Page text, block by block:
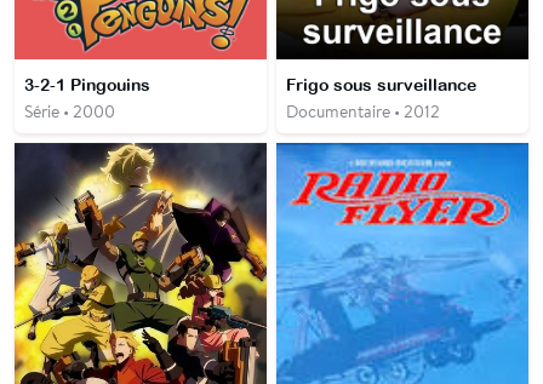
3-2-1 Pingouins
Série • 2000
Frigo sous surveillance
Documentaire • 2012